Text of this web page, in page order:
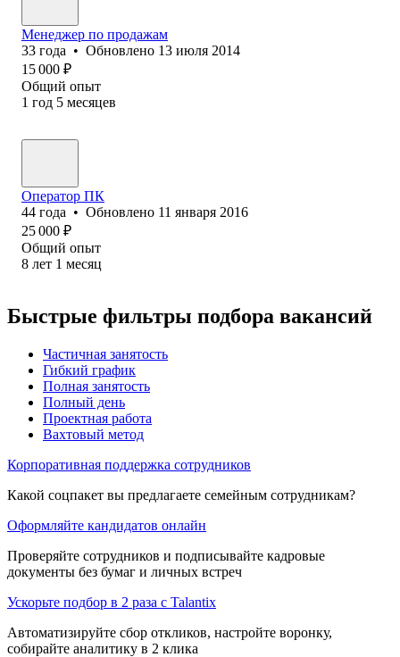
Менеджер по продажам
33 года • Обновлено 13 июля 2014
15 000 ₽
Общий опыт
1 год 5 месяцев
Оператор ПК
44 года • Обновлено 11 января 2016
25 000 ₽
Общий опыт
8 лет 1 месяц
Быстрые фильтры подбора вакансий
Частичная занятость
Гибкий график
Полная занятость
Полный день
Проектная работа
Вахтовый метод
Корпоративная поддержка сотрудников
Какой соцпакет вы предлагаете семейным сотрудникам?
Оформляйте кандидатов онлайн
Проверяйте сотрудников и подписывайте кадровые
документы без бумаг и личных встреч
Ускорьте подбор в 2 раза с Talantix
Автоматизируйте сбор откликов, настройте воронку,
собирайте аналитику в 2 клика